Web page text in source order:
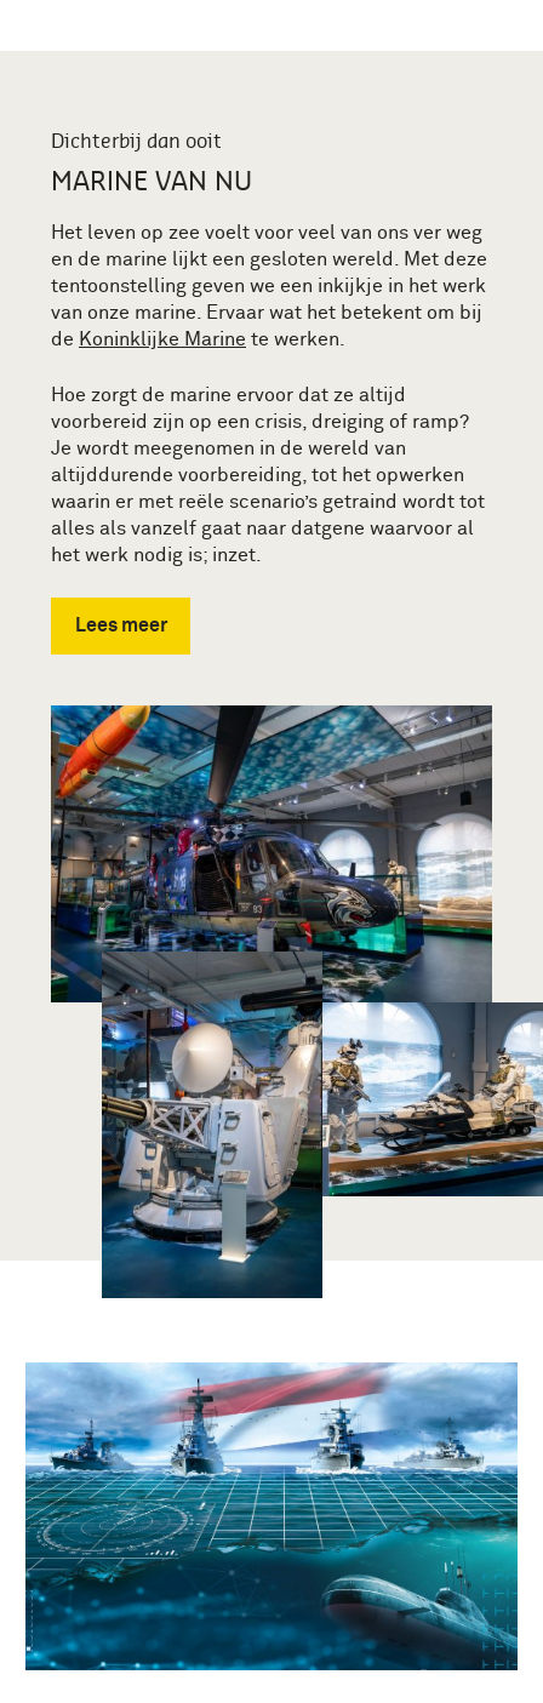
Dichterbij dan ooit
MARINE VAN NU
Het leven op zee voelt voor veel van ons ver weg
en de marine lijkt een gesloten wereld. Met deze
tentoonstelling geven we een inkijkje in het werk
van onze marine. Ervaar wat het betekent om bij
de Koninklijke Marine te werken.
Hoe zorgt de marine ervoor dat ze altijd
voorbereid zijn op een crisis, dreiging of ramp?
Je wordt meegenomen in de wereld van
altijddurende voorbereiding, tot het opwerken
waarin er met reële scenario’s getraind wordt tot
alles als vanzelf gaat naar datgene waarvoor al
het werk nodig is; inzet.
Lees meer